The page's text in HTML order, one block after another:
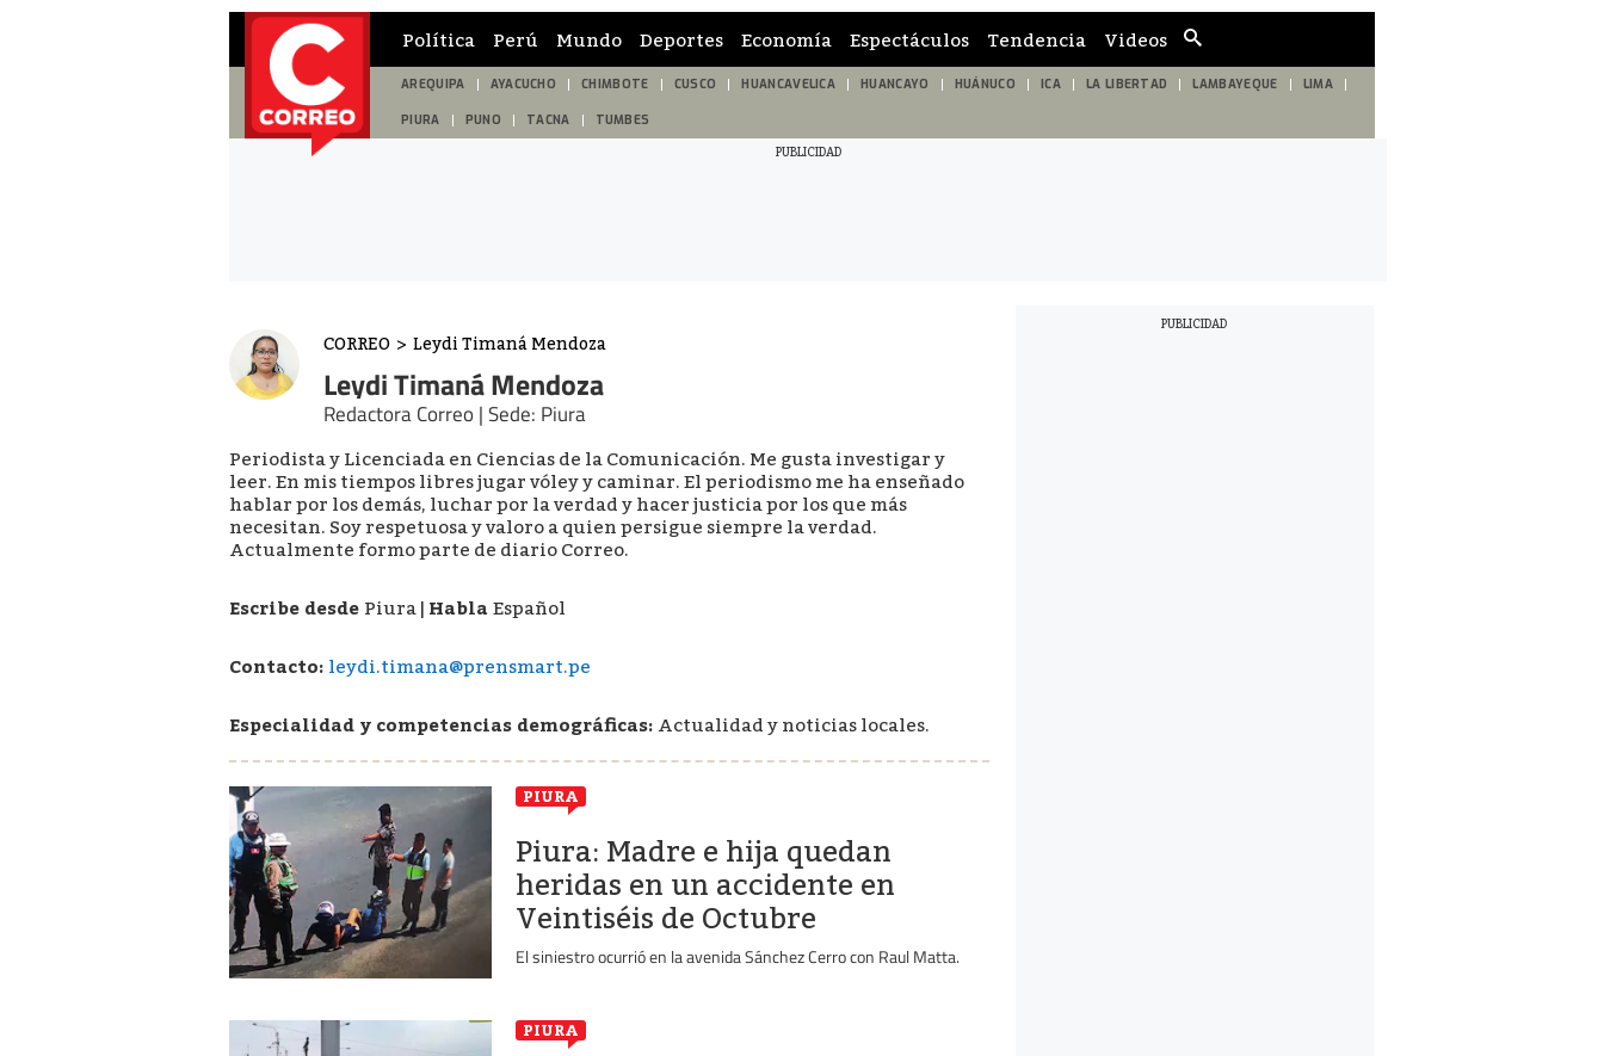
de
búsqueda
Política Perú Mundo Deportes Economía Espectáculos Tendencia Videos
AREQUIPA AYACUCHO CHIMBOTE CUSCO HUANCAVELICA HUANCAYO HUÁNUCO ICA LA LIBERTAD LAMBAYEQUE LIMA
PIURA PUNO TACNA TUMBES
CORREO > Leydi Timaná Mendoza
Leydi Timaná Mendoza
Redactora Correo | Sede: Piura
Periodista y Licenciada en Ciencias de la Comunicación. Me gusta investigar y
leer. En mis tiempos libres jugar vóley y caminar. El periodismo me ha enseñado
hablar por los demás, luchar por la verdad y hacer justicia por los que más
necesitan. Soy respetuosa y valoro a quien persigue siempre la verdad.
Actualmente formo parte de diario Correo.
Escribe desde Piura | Habla Español
Contacto: leydi.timana@prensmart.pe
Especialidad y competencias demográficas: Actualidad y noticias locales.
PIURA
Piura: Madre e hija quedan
heridas en un accidente en
Veintiséis de Octubre
El siniestro ocurrió en la avenida Sánchez Cerro con Raul Matta.
PIURA